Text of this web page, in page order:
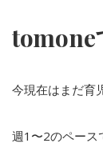
tomone
今現在はまだ育
週1〜2のペース